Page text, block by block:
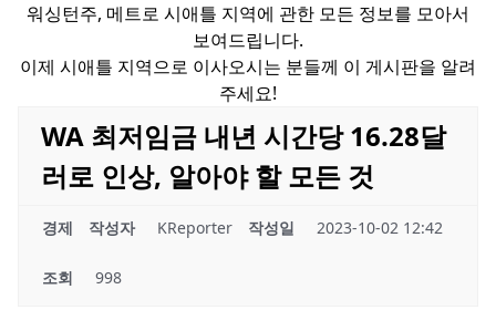
워싱턴주, 메트로 시애틀 지역에 관한 모든 정보를 모아서
보여드립니다.
이제 시애틀 지역으로 이사오시는 분들께 이 게시판을 알려
주세요!
WA 최저임금 내년 시간당 16.28달
러로 인상, 알아야 할 모든 것
경제 작성자 KReporter 작성일 2023-10-02 12:42
조회 998